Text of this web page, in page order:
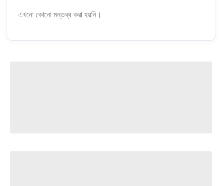
এখনো কোনো মন্তব্য করা হয়নি।